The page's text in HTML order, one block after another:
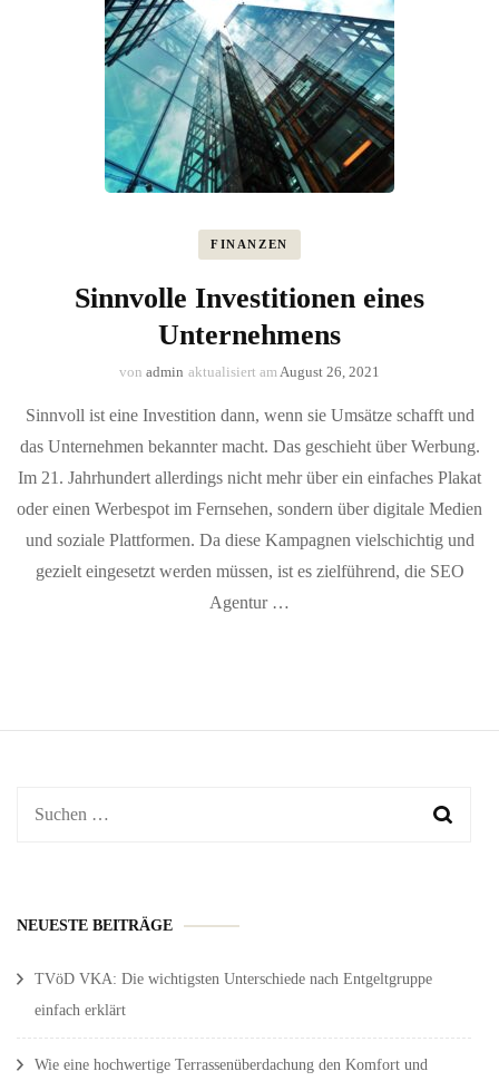
FINANZEN
Sinnvolle Investitionen eines
Unternehmens
von admin aktualisiert amAugust 26, 2021
Sinnvoll ist eine Investition dann, wenn sie Umsätze schafft und
das Unternehmen bekannter macht. Das geschieht über Werbung.
Im 21. Jahrhundert allerdings nicht mehr über ein einfaches Plakat
oder einen Werbespot im Fernsehen, sondern über digitale Medien
und soziale Plattformen. Da diese Kampagnen vielschichtig und
gezielt eingesetzt werden müssen, ist es zielführend, die SEO
Agentur …
Suchen
NEUESTE BEITRÄGE
TVöD VKA: Die wichtigsten Unterschiede nach Entgeltgruppe
einfach erklärt
Wie eine hochwertige Terrassenüberdachung den Komfort und